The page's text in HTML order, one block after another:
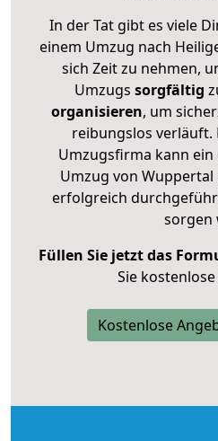
In der Tat gibt es viele
einem Umzug nach
sich Zeit zu nehmen,
Umzugs sorgfältig
organisieren, um
reibungslos
Umzugsfirma kann
Umzug von
erfolgreich
sorgen
Füllen Sie jetzt das
Sie
Kostenlose